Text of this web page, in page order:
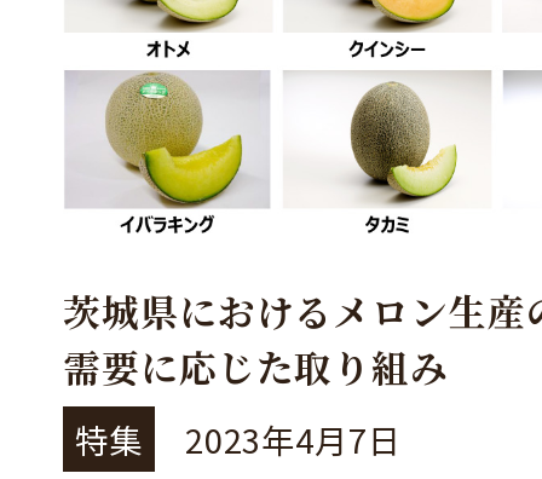
茨城県におけるメロン生産
需要に応じた取り組み
特集
2023年4月7日